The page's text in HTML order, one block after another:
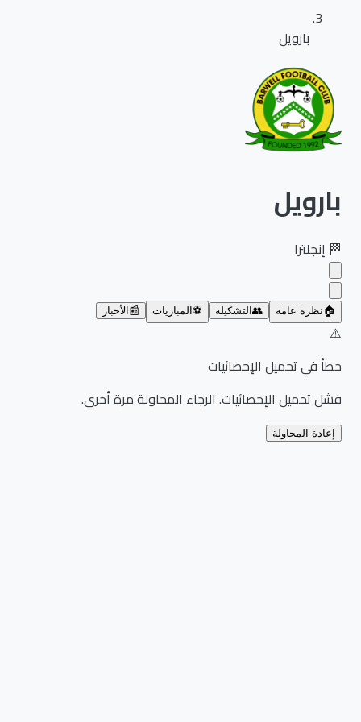
بارويل
بارويل
إنجلترا
نظرة عامة 👥 التشكيلة ⚽ المباريات 📰 الأخبار
خطأ في تحميل الإحصائيات
فشل تحميل الإحصائيات. الرجاء المحاولة مرة أخرى.
إعادة المحاولة